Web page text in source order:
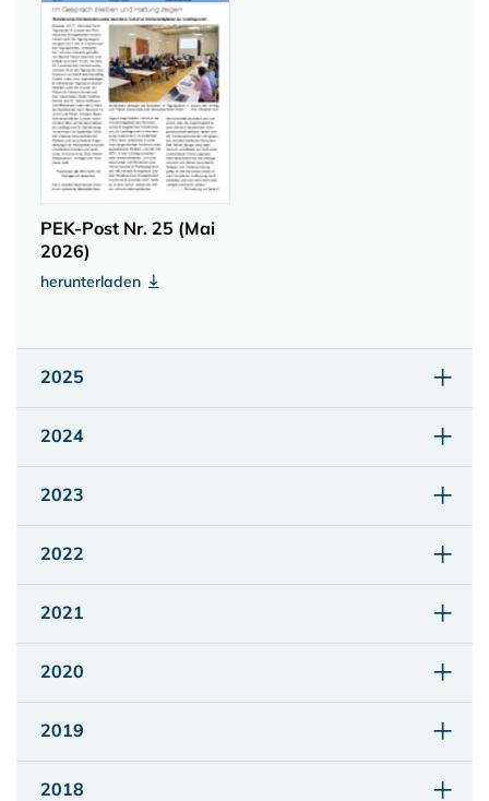
PEK-Post Nr. 25 (Mai
2026)
herunterladen
2025
2024
2023
2022
2021
2020
2019
2018